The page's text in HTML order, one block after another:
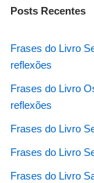
Posts Recentes
Frases do Livro
reflexões
Frases do Livro
reflexões
Frases do Livro
Frases do Livro
Frases do Livro